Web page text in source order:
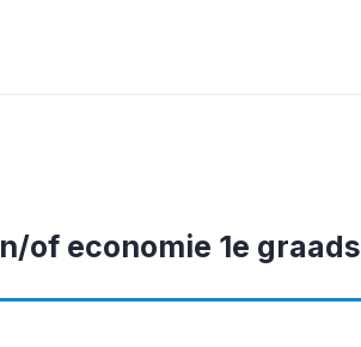
of economie 1e graads